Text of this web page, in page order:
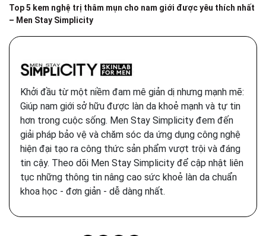
Top 5 kem nghệ trị thâm mụn cho nam giới được yêu thích nhất
– Men Stay Simplicity
Khởi đầu từ một niềm đam mê giản dị nhưng mạnh mẽ:
Giúp nam giới sở hữu được làn da khoẻ mạnh và tự tin
hơn trong cuộc sống. Men Stay Simplicity đem đến
giải pháp bảo vệ và chăm sóc da ứng dụng công nghệ
hiện đại tạo ra công thức sản phẩm vượt trội và đáng
tin cậy. Theo dõi Men Stay Simplicity để cập nhật liên
tục những thông tin nâng cao sức khoẻ làn da chuẩn
khoa học - đơn giản - dễ dàng nhất.